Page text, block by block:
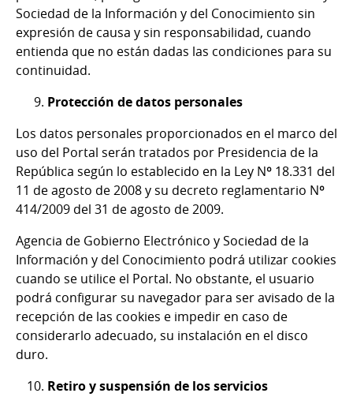
Sociedad de la Información y del Conocimiento sin
expresión de causa y sin responsabilidad, cuando
entienda que no están dadas las condiciones para su
continuidad.
Protección de datos personales
Los datos personales proporcionados en el marco del
uso del Portal serán tratados por Presidencia de la
República según lo establecido en la Ley Nº 18.331 del
11 de agosto de 2008 y su decreto reglamentario Nº
414/2009 del 31 de agosto de 2009.
Agencia de Gobierno Electrónico y Sociedad de la
Información y del Conocimiento podrá utilizar cookies
cuando se utilice el Portal. No obstante, el usuario
podrá configurar su navegador para ser avisado de la
recepción de las cookies e impedir en caso de
considerarlo adecuado, su instalación en el disco
duro.
Retiro y suspensión de los servicios